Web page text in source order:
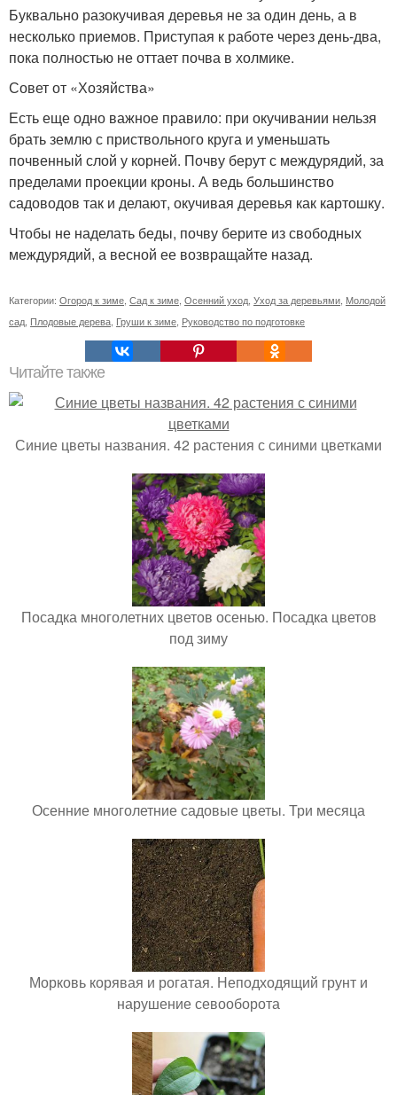
Буквально разокучивая деревья не за один день, а в
несколько приемов. Приступая к работе через день-два,
пока полностью не оттает почва в холмике.
Совет от «Хозяйства»
Есть еще одно важное правило: при окучивании нельзя
брать землю с приствольного круга и уменьшать
почвенный слой у корней. Почву берут с междурядий, за
пределами проекции кроны. А ведь большинство
садоводов так и делают, окучивая деревья как картошку.
Чтобы не наделать беды, почву берите из свободных
междурядий, а весной ее возвращайте назад.
Категории: Огород к зиме Сад к зиме Осенний уход Уход за деревьями Молодой
сад Плодовые дерева Груши к зиме Руководство по подготовке
Читайте также
Синие цветы названия. 42 растения с синими цветками
Посадка многолетних цветов осенью. Посадка цветов
под зиму
Осенние многолетние садовые цветы. Три месяца
Морковь корявая и рогатая. Неподходящий грунт и
нарушение севооборота